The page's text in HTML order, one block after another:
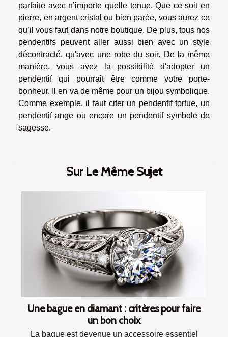
parfaite avec n’importe quelle tenue. Que ce soit en
pierre, en argent cristal ou bien parée, vous aurez ce
qu’il vous faut dans notre boutique. De plus, tous nos
pendentifs peuvent aller aussi bien avec un style
décontracté, qu'avec une robe du soir. De la même
manière, vous avez la possibilité d'adopter un
pendentif qui pourrait être comme votre porte-
bonheur. Il en va de même pour un bijou symbolique.
Comme exemple, il faut citer un pendentif tortue, un
pendentif ange ou encore un pendentif symbole de
sagesse.
Sur Le Même Sujet
Une bague en diamant : critères pour faire
un bon choix
La bague est devenue un accessoire essentiel